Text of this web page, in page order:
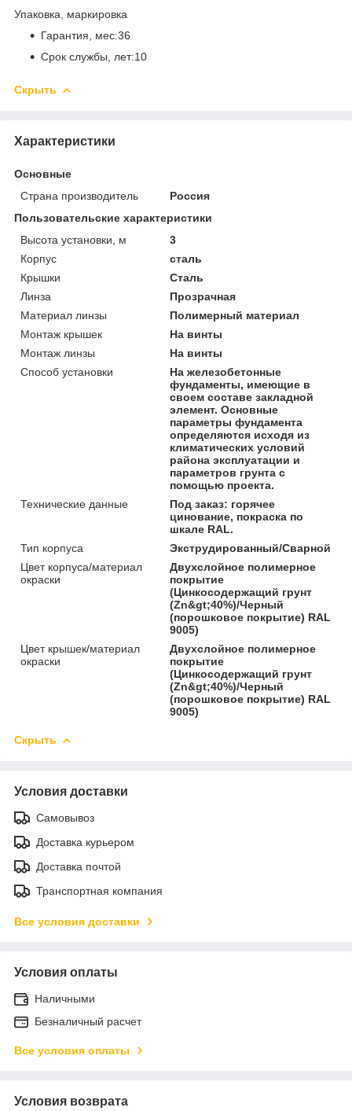
Упаковка, маркировка
Гарантия, мес:36
Срок службы, лет:10
Скрыть
Характеристики
Основные
Страна производитель
Россия
Пользовательские характеристики
Высота установки, м
3
Корпус
сталь
Крышки
Сталь
Линза
Прозрачная
Материал линзы
Полимерный материал
Монтаж крышек
На винты
Монтаж линзы
На винты
Способ установки
На железобетонные
фундаменты, имеющие в
своем составе закладной
элемент. Основные
параметры фундамента
определяются исходя из
климатических условий
района эксплуатации и
параметров грунта с
помощью проекта.
Технические данные
Под заказ: горячее
цинование, покраска по
шкале RAL.
Тип корпуса
Экструдированный/Сварной
Цвет корпуса/материал
окраски
Двухслойное полимерное
покрытие
(Цинкосодержащий грунт
(Zn&gt;40%)/Черный
(порошковое покрытие) RAL
9005)
Цвет крышек/материал
окраски
Двухслойное полимерное
покрытие
(Цинкосодержащий грунт
(Zn&gt;40%)/Черный
(порошковое покрытие) RAL
9005)
Скрыть
Условия доставки
Самовывоз
Доставка курьером
Доставка почтой
Транспортная компания
Все условия доставки
Условия оплаты
Наличными
Безналичный расчет
Все условия оплаты
Условия возврата